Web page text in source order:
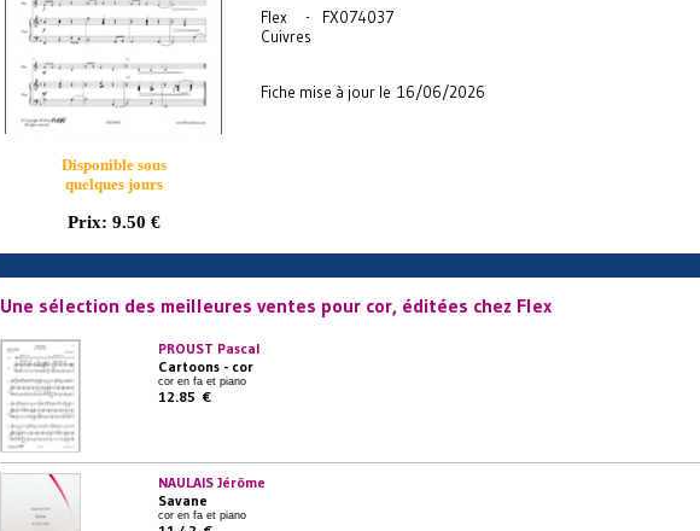
Disponible sous
quelques jours
Prix: 9.50 €
Flex - FX074037
Cuivres
Fiche mise à jour le 16/06/2026
Une sélection des meilleures ventes pour cor, éditées chez Flex
PROUST Pascal
Cartoons - cor
cor en fa et piano
12.85 €
NAULAIS Jérôme
Savane
cor en fa et piano